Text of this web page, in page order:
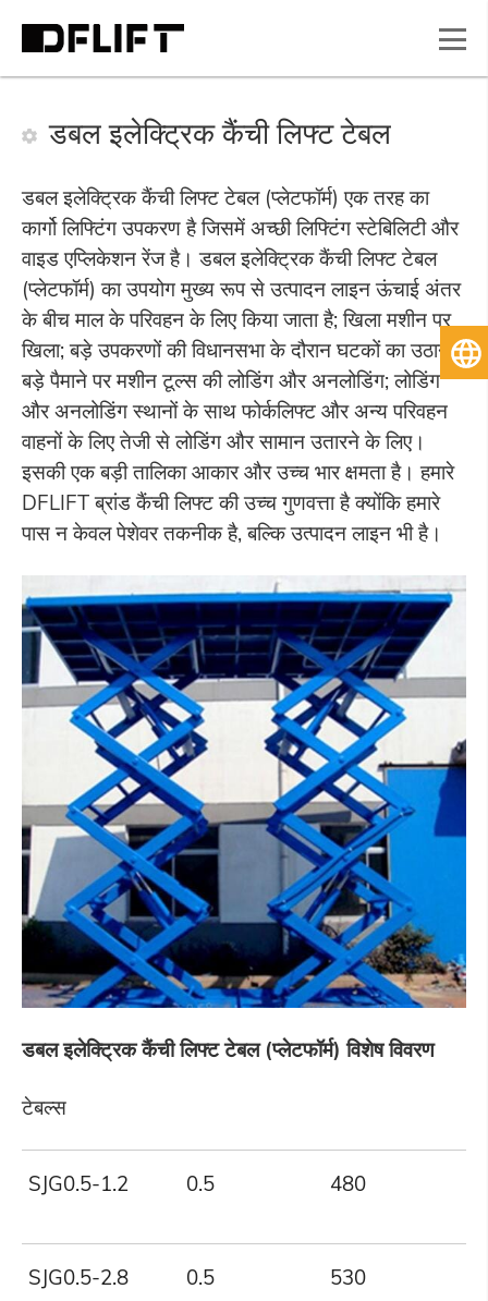
डबल इलेक्ट्रिक कैंची लिफ्ट टेबल
डबल इलेक्ट्रिक कैंची लिफ्ट टेबल (प्लेटफॉर्म) एक तरह का
कार्गो लिफ्टिंग उपकरण है जिसमें अच्छी लिफ्टिंग स्टेबिलिटी और
वाइड एप्लिकेशन रेंज है। डबल इलेक्ट्रिक कैंची लिफ्ट टेबल
(प्लेटफॉर्म) का उपयोग मुख्य रूप से उत्पादन लाइन ऊंचाई अंतर
के बीच माल के परिवहन के लिए किया जाता है; खिला मशीन पर
खिला; बड़े उपकरणों की विधानसभा के दौरान घटकों का उठाना;
बड़े पैमाने पर मशीन टूल्स की लोडिंग और अनलोडिंग; लोडिंग
और अनलोडिंग स्थानों के साथ फोर्कलिफ्ट और अन्य परिवहन
वाहनों के लिए तेजी से लोडिंग और सामान उतारने के लिए।
इसकी एक बड़ी तालिका आकार और उच्च भार क्षमता है। हमारे
DFLIFT ब्रांड कैंची लिफ्ट की उच्च गुणवत्ता है क्योंकि हमारे
पास न केवल पेशेवर तकनीक है, बल्कि उत्पादन लाइन भी है।
डबल इलेक्ट्रिक कैंची लिफ्ट टेबल (प्लेटफॉर्म)विशेष विवरण
टेबल्स
SJG0.5-1.2 0.5 480
SJG0.5-2.8 0.5 530